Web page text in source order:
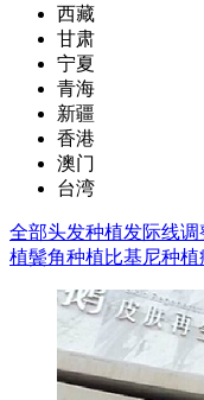
西藏
甘肃
宁夏
青海
新疆
香港
澳门
台湾
全部头发种植发际线调
植鬓角种植比基尼种植